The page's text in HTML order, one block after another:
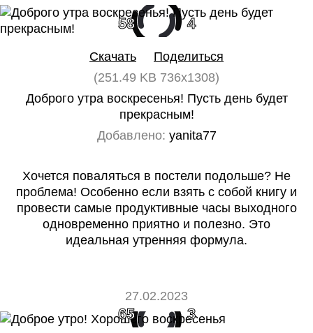
58 4
Скачать
Поделиться
(251.49 KB 736x1308)
Доброго утра воскресенья! Пусть день будет
прекрасным!
Добавлено: yanita77
Хочется поваляться в постели подольше? Не
проблема! Особенно если взять с собой книгу и
провести самые продуктивные часы выходного
одновременно приятно и полезно. Это
идеальная утренняя формула.
27.02.2023
65 3